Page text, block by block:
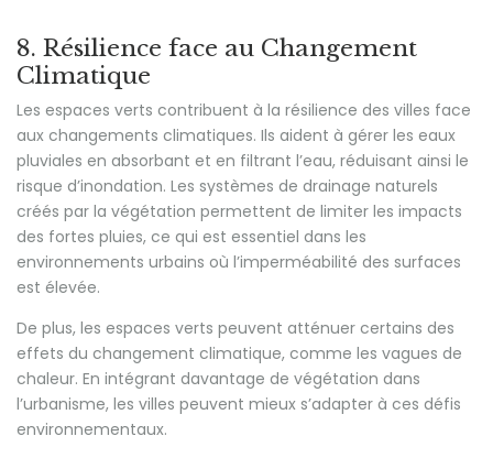
8. Résilience face au Changement
Climatique
Les espaces verts contribuent à la résilience des villes face
aux changements climatiques. Ils aident à gérer les eaux
pluviales en absorbant et en filtrant l’eau, réduisant ainsi le
risque d’inondation. Les systèmes de drainage naturels
créés par la végétation permettent de limiter les impacts
des fortes pluies, ce qui est essentiel dans les
environnements urbains où l’imperméabilité des surfaces
est élevée.
De plus, les espaces verts peuvent atténuer certains des
effets du changement climatique, comme les vagues de
chaleur. En intégrant davantage de végétation dans
l’urbanisme, les villes peuvent mieux s’adapter à ces défis
environnementaux.